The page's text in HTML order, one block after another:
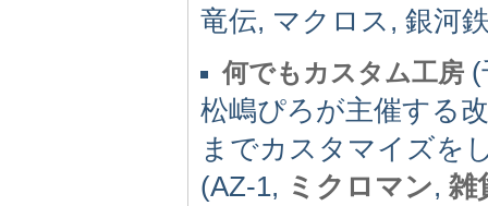
竜伝, マクロス, 銀河
何でもカスタム工房 (
松嶋ぴろが主催する
までカスタマイズを
(AZ-1, ミクロマン, 雑